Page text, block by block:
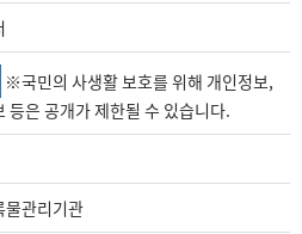
등은 공개가 제한될 수 있습니다.
물관리기관